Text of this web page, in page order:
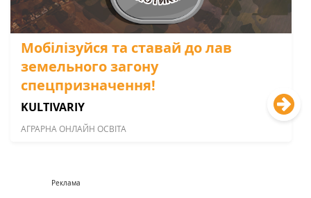
Мобілізуйся та ставай до лав
земельного загону
спецпризначення!
KULTIVARIY
АГРАРНА ОНЛАЙН ОСВІТА
Реклама